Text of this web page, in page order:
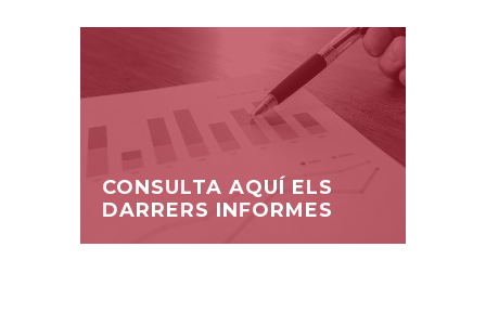
CONSULTA AQUÍ ELS
DARRERS INFORMES